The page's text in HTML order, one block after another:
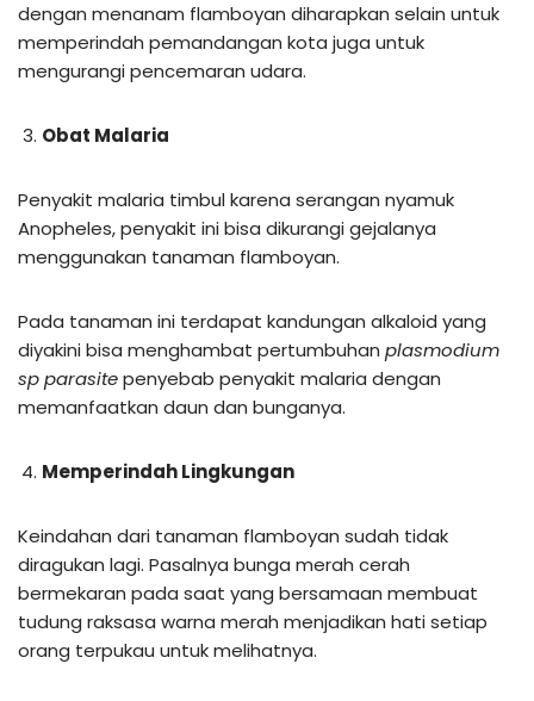
dengan menanam flamboyan diharapkan selain untuk
memperindah pemandangan kota juga untuk
mengurangi pencemaran udara.
Obat Malaria
Penyakit malaria timbul karena serangan nyamuk
Anopheles, penyakit ini bisa dikurangi gejalanya
menggunakan tanaman flamboyan.
Pada tanaman ini terdapat kandungan alkaloid yang
diyakini bisa menghambat pertumbuhan plasmodium
sp parasitepenyebab penyakit malaria dengan
memanfaatkan daun dan bunganya.
Memperindah Lingkungan
Keindahan dari tanaman flamboyan sudah tidak
diragukan lagi. Pasalnya bunga merah cerah
bermekaran pada saat yang bersamaan membuat
tudung raksasa warna merah menjadikan hati setiap
orang terpukau untuk melihatnya.